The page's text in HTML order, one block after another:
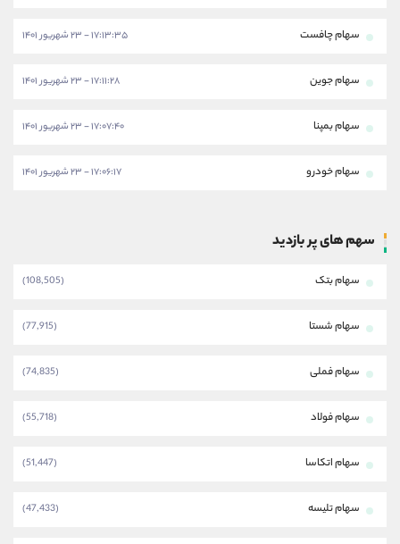
سهام چافست ۱۷:۱۳:۳۵ - ۲۳ شهریور ۱۴۰۱
سهام جوین ۱۷:۱۱:۲۸ - ۲۳ شهریور ۱۴۰۱
سهام بمپنا ۱۷:۰۷:۴۰ - ۲۳ شهریور ۱۴۰۱
سهام خودرو ۱۷:۰۶:۱۷ - ۲۳ شهریور ۱۴۰۱
سهم های پر بازدید
سهام بتک (108,505)
سهام شستا (77,915)
سهام فملی (74,835)
سهام فولاد (55,718)
سهام اتکاسا (51,447)
سهام تلیسه (47,433)